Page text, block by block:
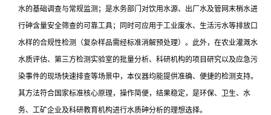
水的基础调查与常规监测；是水务部门对饮用水源、出厂水及管网末梢水进
行砷含量安全筛查的可靠工具；同时可应用于工业废水、生活污水等排放口
水样的合规性检测（复杂样品需经标准消解预处理）。此外，在农业灌溉水
水质评估、第三方检测实验室的批量分析、科研机构的项目研究以及应急污
染事件的现场快速排查等场景中，本仪器均能提供准确、便捷的检测支持。
其方法符合国家标准核心原理，操作简便，结果稳定，是环保、卫生、水
务、工矿企业及科研教育机构进行水质砷分析的理想选择。